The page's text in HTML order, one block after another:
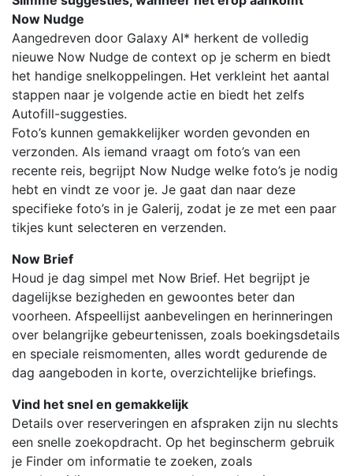
Now Nudge
Aangedreven door Galaxy AI* herkent de volledig
nieuwe Now Nudge de context op je scherm en biedt
het handige snelkoppelingen. Het verkleint het aantal
stappen naar je volgende actie en biedt het zelfs
Autofill-suggesties.
Foto’s kunnen gemakkelijker worden gevonden en
verzonden. Als iemand vraagt om foto’s van een
recente reis, begrijpt Now Nudge welke foto’s je nodig
hebt en vindt ze voor je. Je gaat dan naar deze
specifieke foto’s in je Galerij, zodat je ze met een paar
tikjes kunt selecteren en verzenden.
Now Brief
Houd je dag simpel met Now Brief. Het begrijpt je
dagelijkse bezigheden en gewoontes beter dan
voorheen. Afspeellijst aanbevelingen en herinneringen
over belangrijke gebeurtenissen, zoals boekingsdetails
en speciale reismomenten, alles wordt gedurende de
dag aangeboden in korte, overzichtelijke briefings.
Vind het snel en gemakkelijk
Details over reserveringen en afspraken zijn nu slechts
een snelle zoekopdracht. Op het beginscherm gebruik
je Finder om informatie te zoeken, zoals